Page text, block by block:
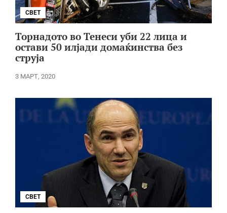
СВЕТ
Торнадото во Тенеси уби 22 лица и
остави 50 илјади домаќинства без
струја
3 МАРТ, 2020
СВЕТ